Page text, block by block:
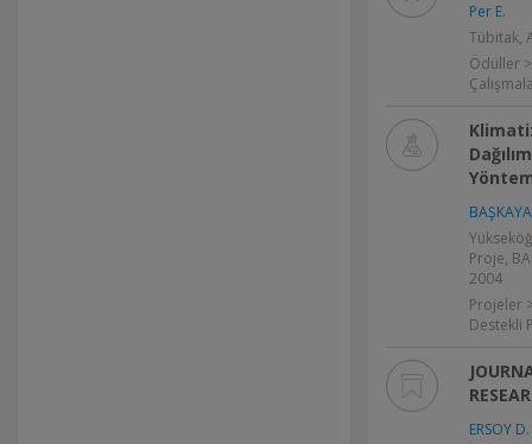
Per E.
Tübitak,
Ödüller
Proje,
2004
Projeler
Destekli
ERSOY